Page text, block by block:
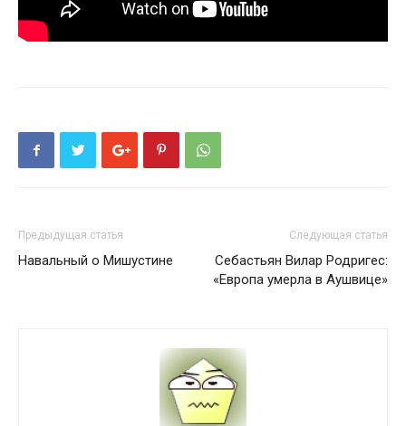
Предыдущая статья
Навальный о Мишустине
Следующая статья
Себастьян Вилар Родригес:
«Европа умерла в Аушвице»